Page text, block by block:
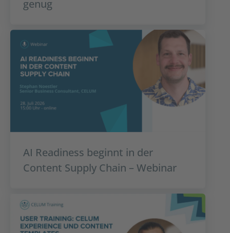
genug
AI Readiness beginnt in der
Content Supply Chain – Webinar